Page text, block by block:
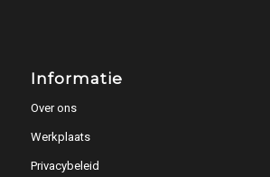
Informatie
Over ons
Werkplaats
Privacybeleid